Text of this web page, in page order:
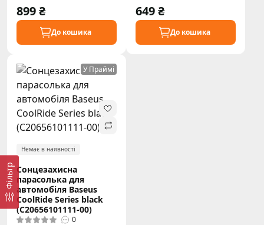
Фільтр
899 ₴
До кошика
649 ₴
До кошика
У Праймі
Немає в наявності
Сонцезахисна
парасолька для
автомобіля Baseus
CoolRide Series black
(C20656101111-00)
0